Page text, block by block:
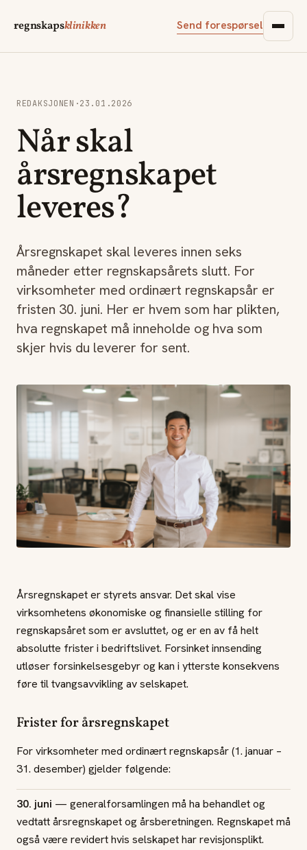
regnskapsklinikken Send forespørsel
REDAKSJONEN ·23.01.2026
Når skal
årsregnskapet
leveres?
Årsregnskapet skal leveres innen seks
måneder etter regnskapsårets slutt. For
virksomheter med ordinært regnskapsår er
fristen 30. juni. Her er hvem som har plikten,
hva regnskapet må inneholde og hva som
skjer hvis du leverer for sent.
Årsregnskapet er styrets ansvar. Det skal vise
virksomhetens økonomiske og finansielle stilling for
regnskapsåret som er avsluttet, og er en av få helt
absolutte frister i bedriftslivet. Forsinket innsending
utløser forsinkelsesgebyr og kan i ytterste konsekvens
føre til tvangsavvikling av selskapet.
Frister for årsregnskapet
For virksomheter med ordinært regnskapsår (1. januar –
31. desember) gjelder følgende:
30. juni — generalforsamlingen må ha behandlet og
vedtatt årsregnskapet og årsberetningen. Regnskapet må
også være revidert hvis selskapet har revisjonsplikt.